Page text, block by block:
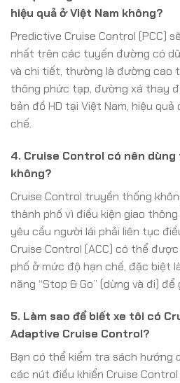
hiệu quả ở Việt Nam không?
Predictive Cruise Control (PCC)
nhất trên các tuyến đường có
và chi tiết, thường là đường cao
thông phức tạp, đường xá thay
bản đồ HD tại Việt Nam, hiệu
chế.
4. Cruise Control có nên
không?
Cruise Control truyền thống
thành phố vì điều kiện giao
yêu cầu người lái phải liên tục
Cruise Control (ACC) có thể
phố ở mức độ hạn chế, đặc biệt
năng “Stop & Go” (dừng và đi)
5. Làm sao để biết xe tôi có
Adaptive Cruise Control?
Bạn có thể kiểm tra sách hướng
các nút điều khiển Cruise